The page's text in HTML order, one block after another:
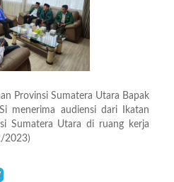
Provinsi Sumatera Utara Bapak
menerima audiensi dari Ikatan
Sumatera Utara di ruang kerja
2023)